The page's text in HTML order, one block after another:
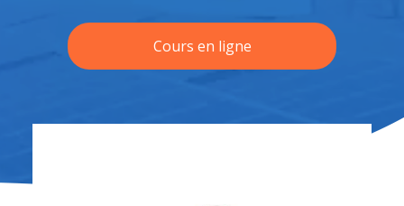
Cours en ligne